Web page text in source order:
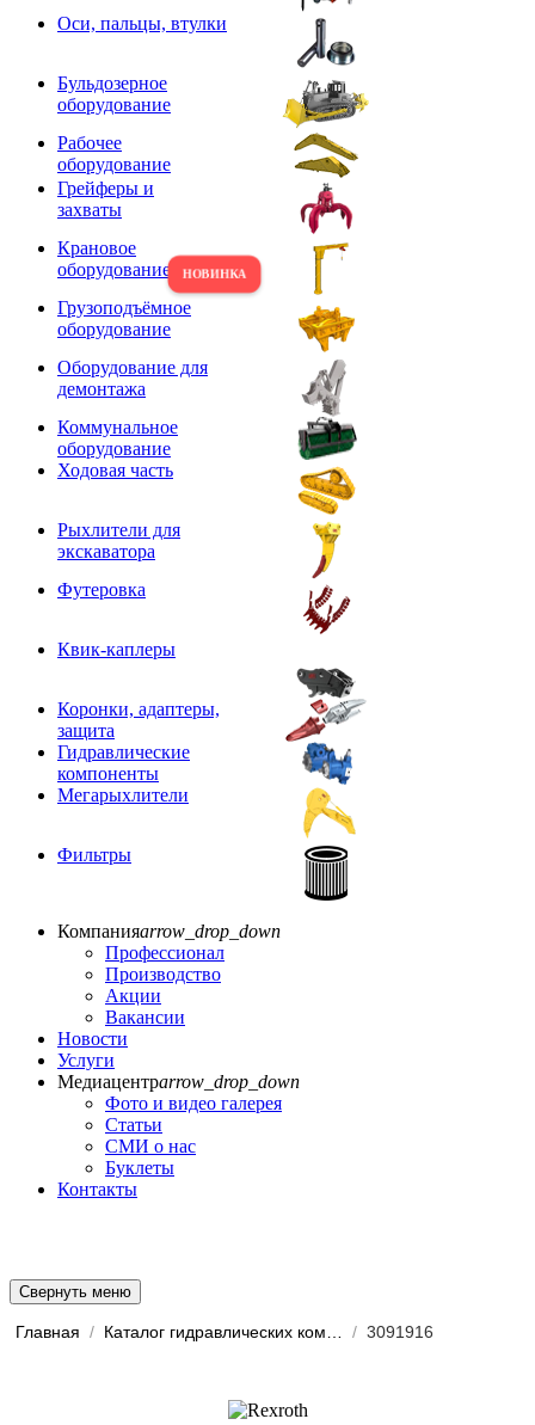
Оси, пальцы, втулки
Бульдозерное
оборудование
Рабочее
оборудование
Грейферы и
захваты
Крановое
оборудование
Грузоподъёмное
оборудование
Оборудование для
демонтажа
Коммунальное
оборудование
Ходовая часть
Рыхлители для
экскаватора
Футеровка
Квик-каплеры
Коронки, адаптеры,
защита
Гидравлические
компоненты
Мегарыхлители
Фильтры
Компанияarrow_drop_down
Профессионал
Производство
Акции
Вакансии
Новости
Услуги
Медиацентрarrow_drop_down
Фото и видео галерея
Статьи
СМИ о нас
Буклеты
Контакты
Свернуть меню
Главная / / 3091916